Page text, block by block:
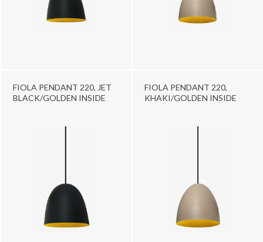
FIOLA PENDANT 220, JET
BLACK/GOLDEN INSIDE
FIOLA PENDANT 220,
KHAKI/GOLDEN INSIDE